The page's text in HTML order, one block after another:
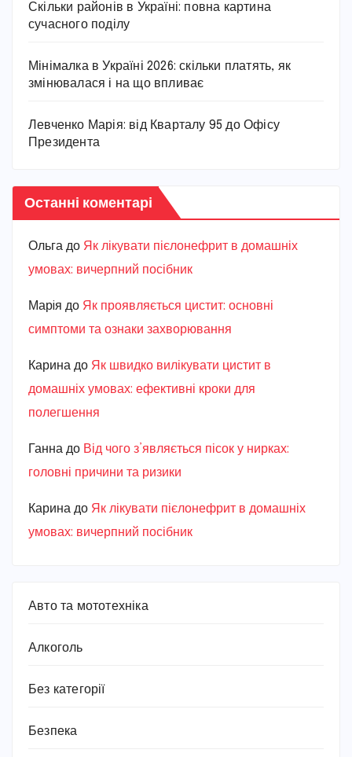
Скільки районів в Україні: повна картина
сучасного поділу
Мінімалка в Україні 2026: скільки платять, як
змінювалася і на що впливає
Левченко Марія: від Кварталу 95 до Офісу
Президента
Останні коментарі
Ольга до Як лікувати пієлонефрит в домашніх
умовах: вичерпний посібник
Марiя до Як проявляється цистит: основні
симптоми та ознаки захворювання
Карина до Як швидко вилікувати цистит в
домашніх умовах: ефективні кроки для
полегшення
Ганна до Від чого з’являється пісок у нирках:
головні причини та ризики
Карина до Як лікувати пієлонефрит в домашніх
умовах: вичерпний посібник
Авто та мототехніка
Алкоголь
Без категорії
Безпека